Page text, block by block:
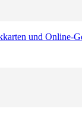
und Online-